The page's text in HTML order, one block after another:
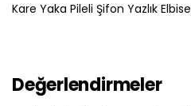
Kare Yaka Pileli Şifon Yazlık Elbise
Değerlendirmeler